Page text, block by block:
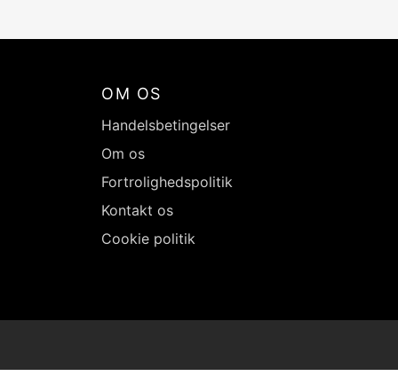
OM OS
Handelsbetingelser
Om os
Fortrolighedspolitik
Kontakt os
Cookie politik